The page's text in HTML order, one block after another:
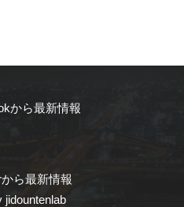
から最新情報
ら最新情報
jidountenlab